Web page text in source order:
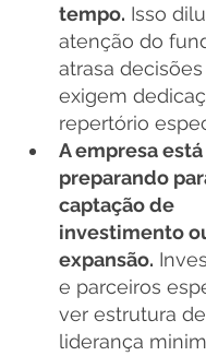
tempo. Isso
atenção do
atrasa
exigem
repertório
A empresa está
preparando
captação de
investimento
expansão.
e parceiros
ver estrutura de
liderança